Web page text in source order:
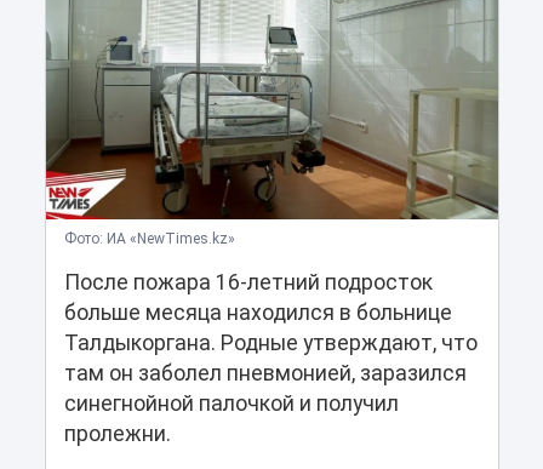
Фото: ИА «NewTimes.kz»
После пожара 16-летний подросток
больше месяца находился в больнице
Талдыкоргана. Родные утверждают, что
там он заболел пневмонией, заразился
синегнойной палочкой и получил
пролежни.